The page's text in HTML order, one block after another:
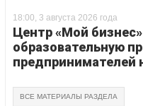
18:00, 3 августа 2026 года
Центр «Мой
образовательную
предпринимателей
ВСЕ МАТЕРИАЛЫ РАЗДЕЛА